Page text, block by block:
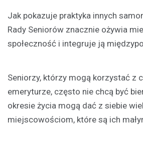
Jak pokazuje praktyka innych
Rady Seniorów znacznie ożywia
społeczność i integruje ją
Seniorzy, którzy mogą korzystać z
emeryturze, często nie chcą być
okresie życia mogą dać z siebie
miejscowościom, które są ich